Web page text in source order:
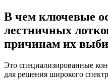
В чем ключевые
лестничных
причинам их
Это специализированные
для решения широкого